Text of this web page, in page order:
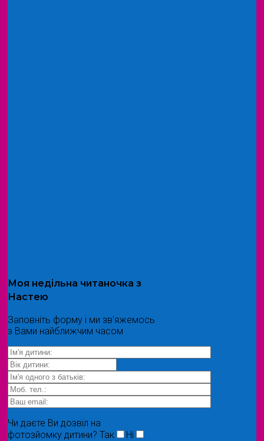
Моя недільна читаночка з
Настею
Заповніть форму і ми зв'яжемось
з Вами найближчим часом
Чи даєте Ви дозвіл на
фотозйомку дитини? Так Ні